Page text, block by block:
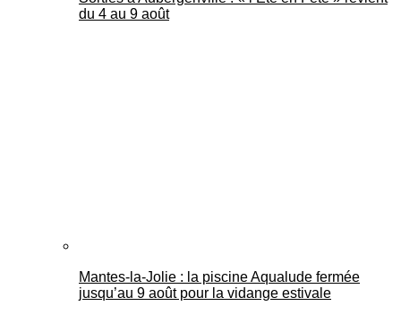
du 4 au 9 août
Mantes-la-Jolie : la piscine Aqualude fermée
jusqu’au 9 août pour la vidange estivale